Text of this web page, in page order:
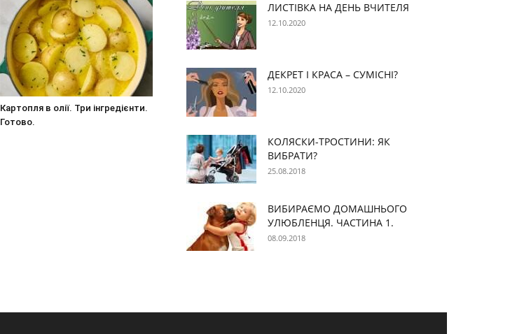
Картопля в олії. Три інгредієнти.
Готово.
ЛИСТІВКА НА ДЕНЬ ВЧИТЕЛЯ
12.10.2020
ДЕКРЕТ І КРАСА – СУМІСНІ?
12.10.2020
КОЛЯСКИ-ТРОСТИНИ: ЯК
ВИБРАТИ?
25.08.2018
ВИБИРАЄМО ДОМАШНЬОГО
УЛЮБЛЕНЦЯ. ЧАСТИНА 1.
08.09.2018